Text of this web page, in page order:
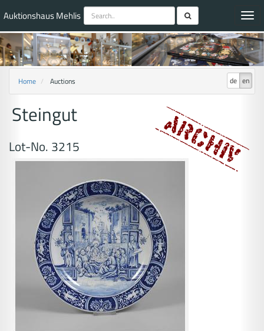
Auktionshaus Mehlis
de en
Home Auctions
Steingut
Lot-No. 3215